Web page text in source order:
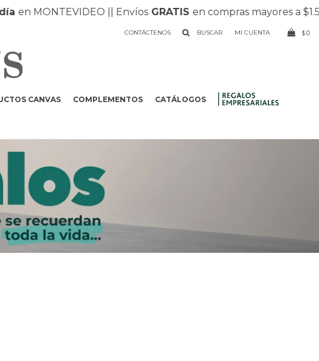
en MONTEVIDEO || EnvíosGRATISen compras mayores a
CANVAS COMPLEMENTOS CATÁLOGOS
CONTÁCTENOS $0